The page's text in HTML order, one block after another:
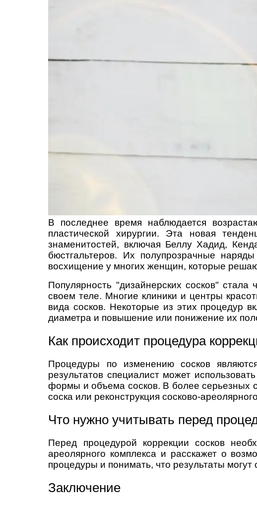
В последнее время наблюдается
пластической хирургии. Эта новая
знаменитостей, включая Беллу Хадид,
бюстгальтеров. Их полупрозрачные
восхищение у многих женщин, которые
Популярность "дизайнерских сосков"
своем теле. Многие клиники и центры
вида сосков. Некоторые из этих процедур
диаметра и повышение или понижение их
Как происходит процедура
Процедуры по изменению сосков
результатов специалист может
формы и объема сосков. В более серьезных
соска или реконструкция сосково-
Что нужно учитывать перед
Перед процедурой коррекции сосков
ареолярного комплекса и расскажет о
процедуры и понимать, что результаты
Заключение